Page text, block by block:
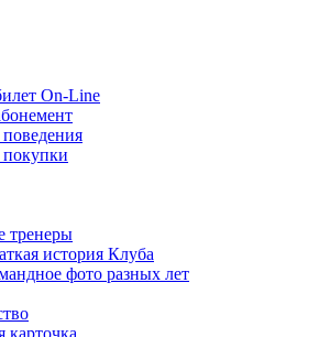
On-Line
тренеры
история Клуба
фото разных лет
карточка